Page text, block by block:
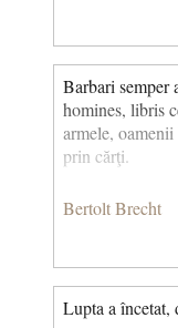
Barbari semper
homines, libris
armele,
prin cărţi.
Bertolt Brecht
Lupta a încetat,